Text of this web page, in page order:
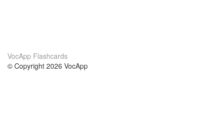
VocApp Flashcards
© Copyright 2026 VocApp